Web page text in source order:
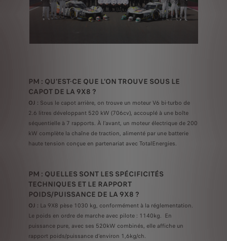
PRÉCÉDENT SUIVANT
PM : QU’EST-CE QUE L’ON TROUVE SOUS LE
CAPOT DE LA 9X8 ?
OJ : Sous le capot arrière, on trouve un moteur V6 bi-turbo de
2.6 litres développant 520 kW (706cv), accouplé à une boîte
séquentielle à 7 rapports. À l’avant, un moteur électrique de 200
kW complète la chaîne de traction, alimenté par une batterie
haute tension conçue en partenariat avec TotalEnergies.
PM : QUELLES SONT LES SPÉCIFICITÉS
TECHNIQUES ET LE RAPPORT
POIDS/PUISSANCE DE LA 9X8 ?
OJ : La 9X8 pèse 1030 kg, conformément à la réglementation.
Le poids en ordre de marche avec pilote : 1140kg. En
puissance pure, avec ses 520kW combinés, elle affiche un
rapport poids/puissance d’environ 1,6kg/ch.